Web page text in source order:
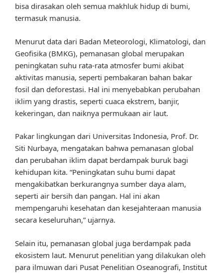
bisa dirasakan oleh semua makhluk hidup di bumi,
termasuk manusia.
Menurut data dari Badan Meteorologi, Klimatologi, dan
Geofisika (BMKG), pemanasan global merupakan
peningkatan suhu rata-rata atmosfer bumi akibat
aktivitas manusia, seperti pembakaran bahan bakar
fosil dan deforestasi. Hal ini menyebabkan perubahan
iklim yang drastis, seperti cuaca ekstrem, banjir,
kekeringan, dan naiknya permukaan air laut.
Pakar lingkungan dari Universitas Indonesia, Prof. Dr.
Siti Nurbaya, mengatakan bahwa pemanasan global
dan perubahan iklim dapat berdampak buruk bagi
kehidupan kita. “Peningkatan suhu bumi dapat
mengakibatkan berkurangnya sumber daya alam,
seperti air bersih dan pangan. Hal ini akan
mempengaruhi kesehatan dan kesejahteraan manusia
secara keseluruhan,” ujarnya.
Selain itu, pemanasan global juga berdampak pada
ekosistem laut. Menurut penelitian yang dilakukan oleh
para ilmuwan dari Pusat Penelitian Oseanografi, Institut